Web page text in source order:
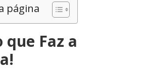
página
que Faz a